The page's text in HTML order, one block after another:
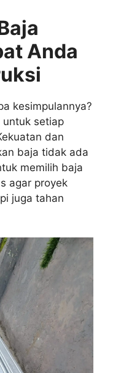
Anda
kesimpulannya?
untuk setiap
dan
baja tidak ada
memilih baja
agar proyek
juga tahan